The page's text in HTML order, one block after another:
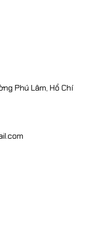
Phú Lâm, Hồ Chí